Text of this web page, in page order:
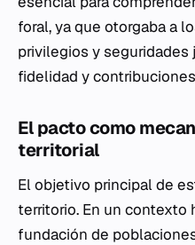
foral, ya que otorgaba a
privilegios y seguridades
fidelidad y
El pacto como
territorial
El objetivo principal de
territorio. En un contexto
fundación de